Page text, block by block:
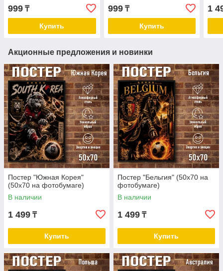
999 ₸
Купить
999₸
Купить
1
Акционные предложения и новинки
Постер "Южная Корея"
(50х70 на фотобумаге)
В наличии
1 499 ₸
Купить
Постер "Бельгия" (50х70 на
фотобумаге)
В наличии
1 499 ₸
Купить